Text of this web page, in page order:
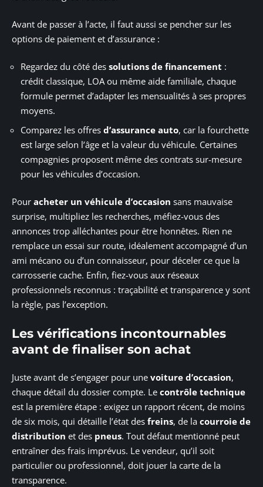
Avant de passer à l’acte, il faut aussi se pencher sur les
options de paiement et d’assurance :
Regardez du côté des solutions de financement :
crédit classique, LOA ou même aide familiale, chaque
formule permet d’adapter les mensualités à ses propres
moyens.
Comparez les offres d’assurance auto, car la fourchette
est large selon l’âge et la valeur du véhicule. Certaines
compagnies proposent même des contrats sur-mesure
pour les véhicules d’occasion.
Pour acheter un véhicule d’occasion sans mauvaise
surprise, multipliez les recherches, méfiez-vous des
annonces trop alléchantes pour être honnêtes. Rien ne
remplace un essai sur route, idéalement accompagné d’un
ami mécano ou d’un connaisseur, pour déceler ce que la
carrosserie cache. Enfin, fiez-vous aux réseaux
professionnels reconnus : traçabilité et transparence y sont
la règle, pas l’exception.
Les vérifications incontournables
avant de finaliser son achat
Juste avant de s’engager pour une voiture d’occasion,
chaque détail du dossier compte. Le contrôle technique
est la première étape : exigez un rapport récent, de moins
de six mois, qui détaille l’état des freins, de la courroie de
distribution et des pneus. Tout défaut mentionné peut
entraîner des frais imprévus. Le vendeur, qu’il soit
particulier ou professionnel, doit jouer la carte de la
transparence.